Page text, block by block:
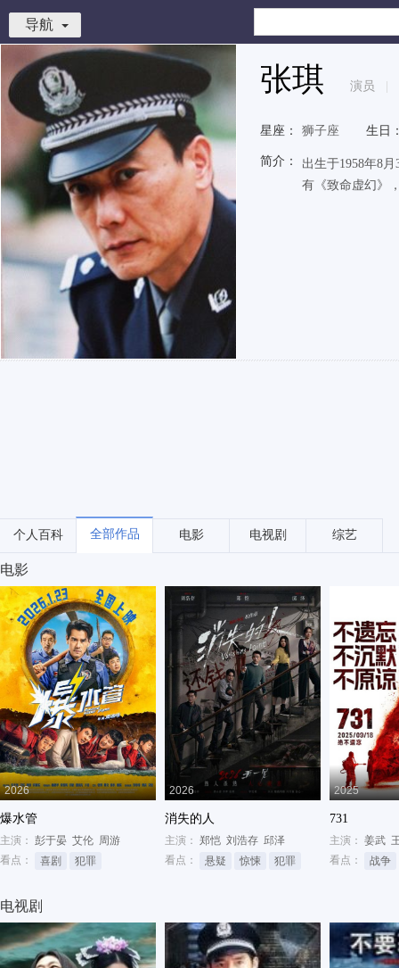
导航
张琪 演员
星座： 狮子座 生日
简介：
出生于1958年8
有《致命虚幻》
个人百科 全部作品 电影 电视剧 综艺
电影
2026
爆水管
主演： 彭于晏 艾伦 周游
看点：
喜剧 犯罪
2026
消失的人
主演： 郑恺 刘浩存 邱泽
看点：
悬疑 惊悚 犯罪
2025
731
主演： 姜武
看点：
战争
电视剧